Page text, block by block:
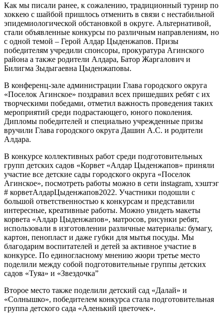
Как мы писали ранее, к сожалению, традиционный турнир по
хоккею с шайбой пришлось отменить в связи с нестабильной
эпидемиологической обстановкой в округе. Альтернативой,
стали объявленные конкурсы по различным направлениям, но
с одной темой – Герой Алдар Цыденжапов. Призы
победителям учредили спонсоры, прокуратура Агинского
района а также родители Алдара, Батор Жаргалович и
Билигма Зыдыгаевна Цыденжаповы.
В конференц-зале администрации Глава городского округа
«Поселок Агинское» поздравил всех пришедших ребят с их
творческими победами, отметил важность проведения таких
мероприятий среди подрастающего, юного поколения.
Дипломы победителей и специально учрежденные призы
вручили Глава городского округа Дашин А.С. и родители
Алдара.
В конкурсе коллективных работ среди подготовительных
групп детских садов «Корвет «Алдар Цыденжапов» приняли
участие все детские сады городского округа «Поселок
Агинское», посмотреть работы можно в сети instagram, хэштэг
# корветАлдарЦыденжапов2022. Участники подошли с
большой ответственностью к конкурсам и представили
интересные, креативные работы. Можно увидеть макеты
корвета «Алдар Цыденжапов», матросов, рисунки ребят,
использовали в изготовлении различные материалы: бумагу,
картон, пенопласт и даже губки для мытья посуды. Мы
благодарим воспитателей и детей за активное участие в
конкурсе. По единогласному мнению жюри третье место
поделили между собой подготовительные группы детских
садов «Туяа» и «Звездочка”
Второе место также поделили детский сад «Далай» и
«Солнышко», победителем конкурса стала подготовительная
группа детского сада «Аленький цветочек».